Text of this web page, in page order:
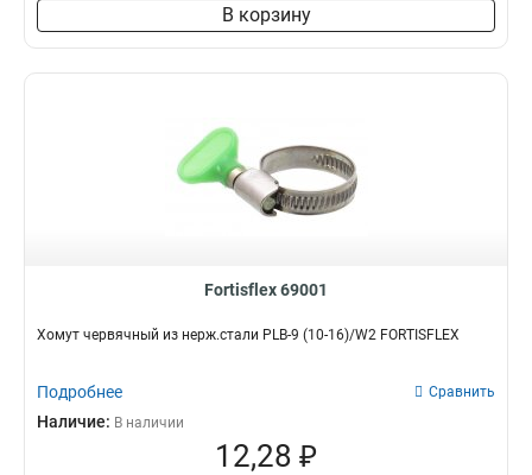
В корзину
Fortisflex 69001
Хомут червячный из нерж.стали PLB-9 (10-16)/W2 FORTISFLEX
Подробнее Сравнить
Наличие: В наличии
12,28 ₽